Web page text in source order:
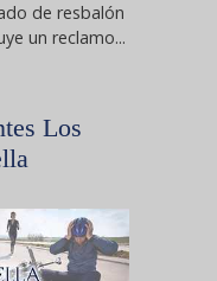
de resbalón
un reclamo...
Los